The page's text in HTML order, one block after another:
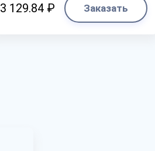
3 129.84 ₽ Заказать